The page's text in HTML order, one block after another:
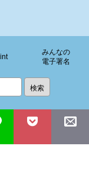
みんなの
電子署名